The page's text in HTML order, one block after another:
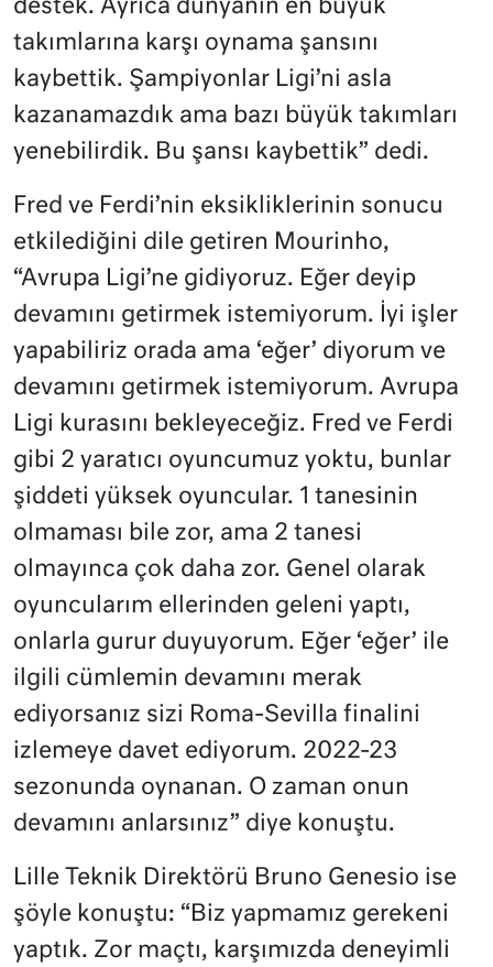
destek. Ayrıca dünyanın en büyük
takımlarına karşı oynama şansını
kaybettik. Şampiyonlar Ligi’ni asla
kazanamazdık ama bazı büyük takımları
yenebilirdik. Bu şansı kaybettik” dedi.
Fred ve Ferdi’nin eksikliklerinin sonucu
etkilediğini dile getiren Mourinho,
“Avrupa Ligi’ne gidiyoruz. Eğer deyip
devamını getirmek istemiyorum. İyi işler
yapabiliriz orada ama ‘eğer’ diyorum ve
devamını getirmek istemiyorum. Avrupa
Ligi kurasını bekleyeceğiz. Fred ve Ferdi
gibi 2 yaratıcı oyuncumuz yoktu, bunlar
şiddeti yüksek oyuncular. 1 tanesinin
olmaması bile zor, ama 2 tanesi
olmayınca çok daha zor. Genel olarak
oyuncularım ellerinden geleni yaptı,
onlarla gurur duyuyorum. Eğer ‘eğer’ ile
ilgili cümlemin devamını merak
ediyorsanız sizi Roma-Sevilla finalini
izlemeye davet ediyorum. 2022-23
sezonunda oynanan. O zaman onun
devamını anlarsınız” diye konuştu.
Lille Teknik Direktörü Bruno Genesio ise
şöyle konuştu: “Biz yapmamız gerekeni
yaptık. Zor maçtı, karşımızda deneyimli